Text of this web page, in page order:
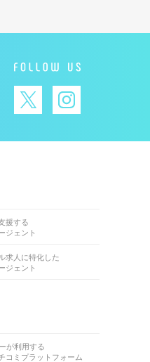
援する
ジェント
求人に特化した
ジェント
が利用する
コミプラットフォーム